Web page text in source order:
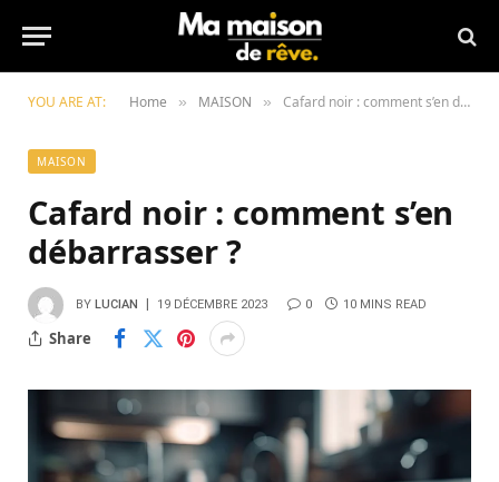
YOU ARE AT: Home » MAISON » Cafard noir : comment s’en débarrasser ?
MAISON
Cafard noir : comment s’en
débarrasser ?
BY LUCIAN 19 DÉCEMBRE 2023 0 10 MINS READ
Share